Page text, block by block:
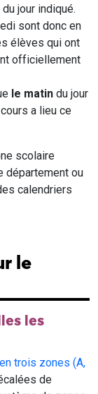
du jour indiqué.
sont donc en
élèves qui ont
officiellement
le matin du jour
a lieu ce
scolaire
département ou
calendriers
le
les
trois zones (A,
de